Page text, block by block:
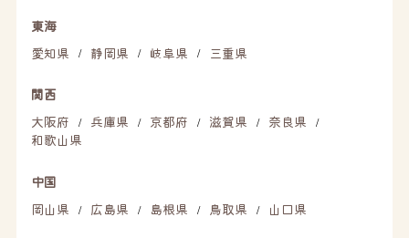
東海
愛知県
/ 静岡県 / 岐阜県 / 三重県
関西
大阪府
/ 兵庫県 / 京都府 / 滋賀県 / 奈良県 /
和歌山県
中国
岡山県
/ 広島県 / 島根県 / 鳥取県 / 山口県